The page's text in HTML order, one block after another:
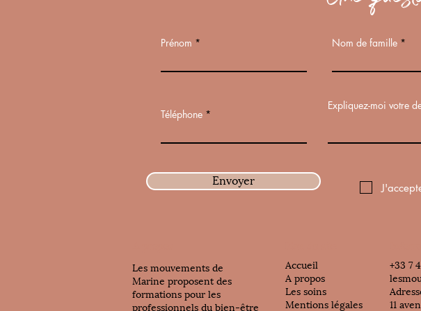
Prénom
Téléphone
Envoyer
Nom de famille
Expliquez-moi votre
Les mouvements de
Marine proposent des
formations pour les
professionnels du bien-être
Accueil
A propos
Les soins
Mentions légales
​+33 7
11